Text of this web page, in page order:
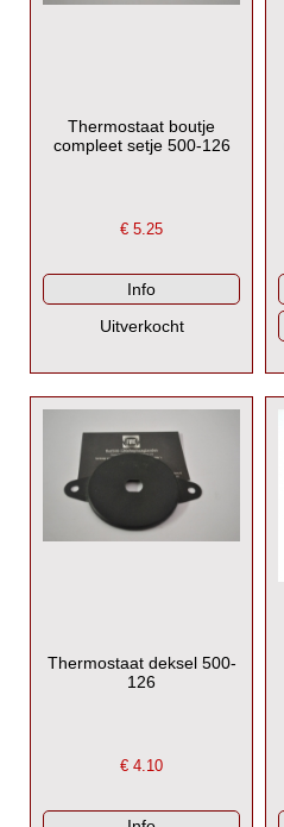
Thermostaat boutje
compleet setje 500-126
€5.25
Thermostaat deksel 500-
126
€4.10